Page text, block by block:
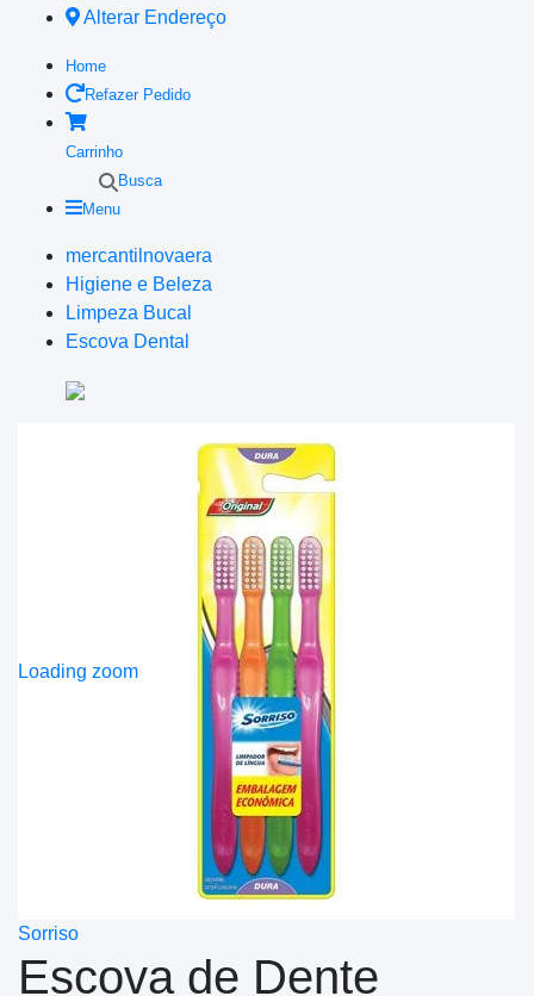
Alterar Endereço
Home
Refazer Pedido
Carrinho
Busca
Menu
mercantilnovaera
Higiene e Beleza
Limpeza Bucal
Escova Dental
Loading zoom
Sorriso
Escova de Dente